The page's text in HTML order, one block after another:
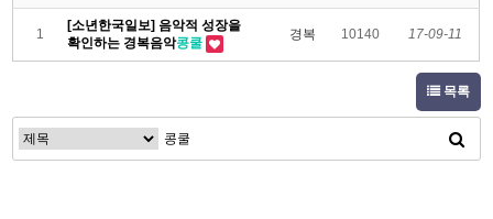
1
[소년한국일보] 음악적 성장을
확인하는 경복음악콩쿨
경복 10140 17-09-11
목록